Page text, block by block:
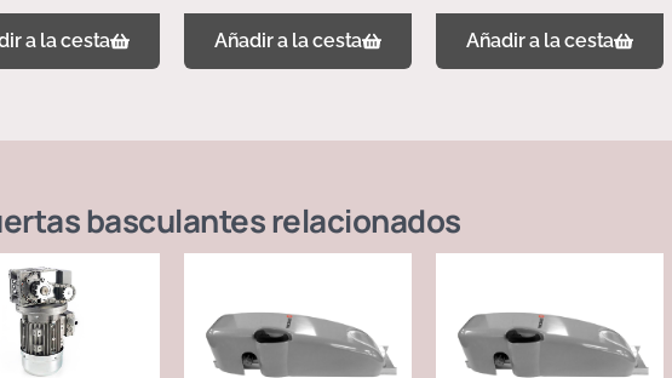
a la cesta Añadir a la cesta
SIRIUS Erreka.
Añadir a la cesta
basculantesrelacionados